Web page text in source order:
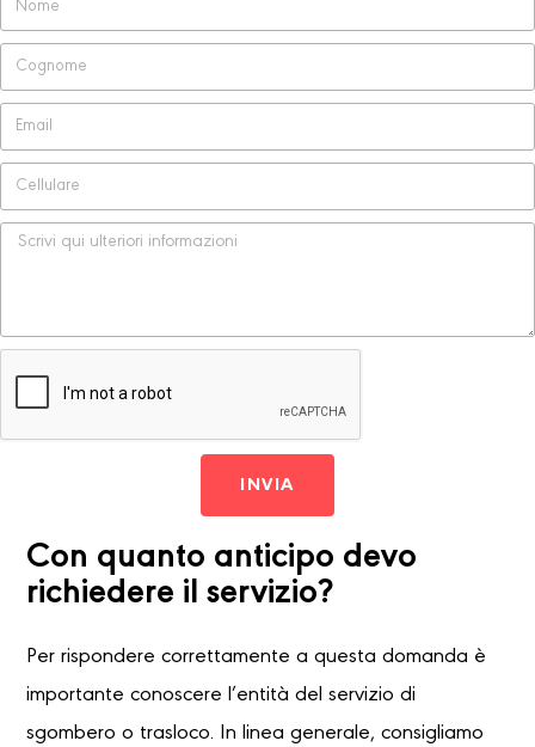
INVIA
Con quanto anticipo devo
richiedere il servizio?
Per rispondere correttamente a questa domanda è
importante conoscere l’entità del servizio di
sgombero o trasloco. In linea generale, consigliamo